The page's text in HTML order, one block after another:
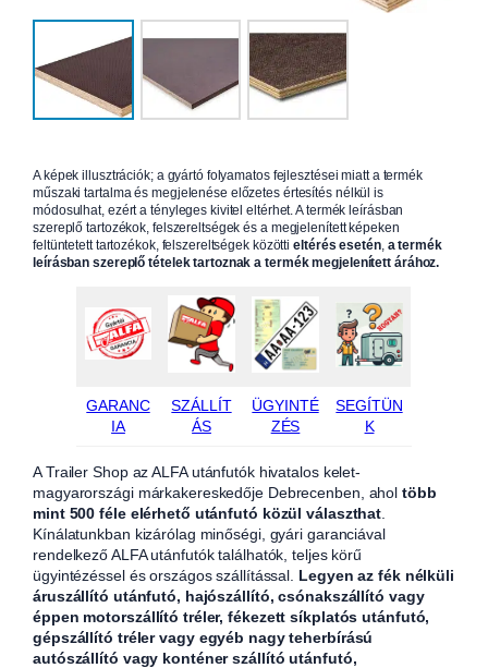
A képek illusztrációk; a gyártó folyamatos fejlesztései miatt a termék
műszaki tartalma és megjelenése előzetes értesítés nélkül is
módosulhat, ezért a tényleges kivitel eltérhet. A termék leírásban
szereplő tartozékok, felszereltségek és a megjelenített képeken
feltüntetett tartozékok, felszereltségek közöttieltérés esetén, a termék
leírásban szereplő tételek tartoznak a termék megjelenített árához.
GARANC
IA
SZÁLLÍT
ÁS
ÜGYINTÉ
ZÉS
SEGÍTÜN
K
A Trailer Shop az ALFA utánfutók hivatalos kelet-
magyarországi márkakereskedője Debrecenben, aholtöbb
mint 500 féle elérhető utánfutó közül választhat
Kínálatunkban kizárólag minőségi, gyári garanciával
rendelkező ALFA utánfutók találhatók, teljes körű
ügyintézéssel és országos szállítással. Legyen az fék nélküli
áruszállító utánfutó, hajószállító, csónakszállító vagy
éppen motorszállító tréler, fékezett síkplatós utánfutó,
gépszállító tréler vagy egyéb nagy teherbírású
autószállító vagy konténer szállító utánfutó,